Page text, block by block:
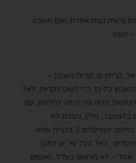
נראית קצת אחרת, ואם חשבנו
טעינו.
קריית ים, קריית מוצקין –
כל כך כדי לטוס לקריות, לא?
גילינו עיר רגילה לחלוטין, עם
בדצמבר, מי?), מבנים לא
מרשימים יותר מהבניין ברחוב המייסדים 3 בקרית אתא
, לא? בכל עיר יש רחוב
– לא מרשים בעליל, ואנשים